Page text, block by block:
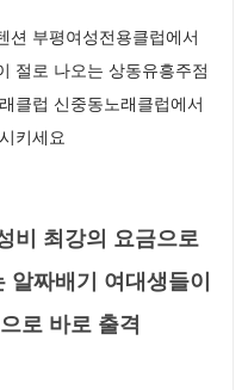
션 부평여성전용클럽에서
절로 나오는 상동유흥주점
클럽 신중동노래클럽에서
키세요
비 최강의 요금으로
알짜배기 여대생들이
로 바로 출격